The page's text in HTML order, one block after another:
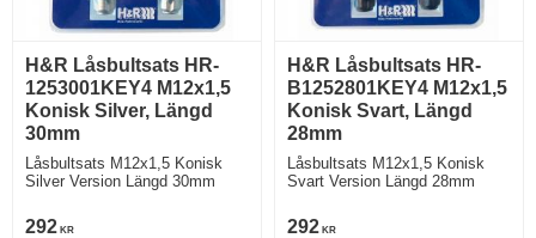
H&R Låsbultsats HR-
1253001KEY4 M12x1,5
Konisk Silver, Längd
30mm
Låsbultsats M12x1,5 Konisk
Silver Version Längd 30mm
292 KR
H&R Låsbultsats HR-
B1252801KEY4 M12x1,5
Konisk Svart, Längd
28mm
Låsbultsats M12x1,5 Konisk
Svart Version Längd 28mm
292 KR